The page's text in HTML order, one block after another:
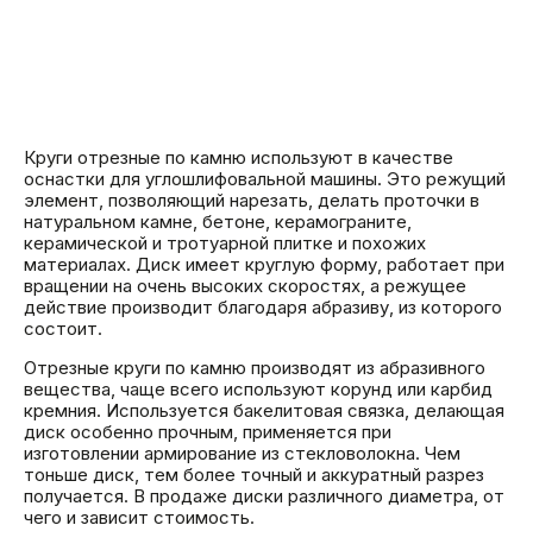
Круги отрезные по камню используют в качестве
оснастки для углошлифовальной машины. Это режущий
элемент, позволяющий нарезать, делать проточки в
натуральном камне, бетоне, керамограните,
керамической и тротуарной плитке и похожих
материалах. Диск имеет круглую форму, работает при
вращении на очень высоких скоростях, а режущее
действие производит благодаря абразиву, из которого
состоит.
Отрезные круги по камню производят из абразивного
вещества, чаще всего используют корунд или карбид
кремния. Используется бакелитовая связка, делающая
диск особенно прочным, применяется при
изготовлении армирование из стекловолокна. Чем
тоньше диск, тем более точный и аккуратный разрез
получается. В продаже диски различного диаметра, от
чего и зависит стоимость.